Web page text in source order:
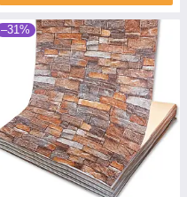
–31%